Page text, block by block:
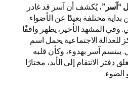
، يُكشف أن آسر قد غادر
بداية مختلفة بعيدًا عن الأضواء
وفي المشهد الأخير، يظهر واقفًا
للعدالة الاجتماعية يحمل اسم
يبتسم آسر بهدوء، وكأن قلبه
دفتر الانتقام إلى الأبد، مختارًا
الضوء.